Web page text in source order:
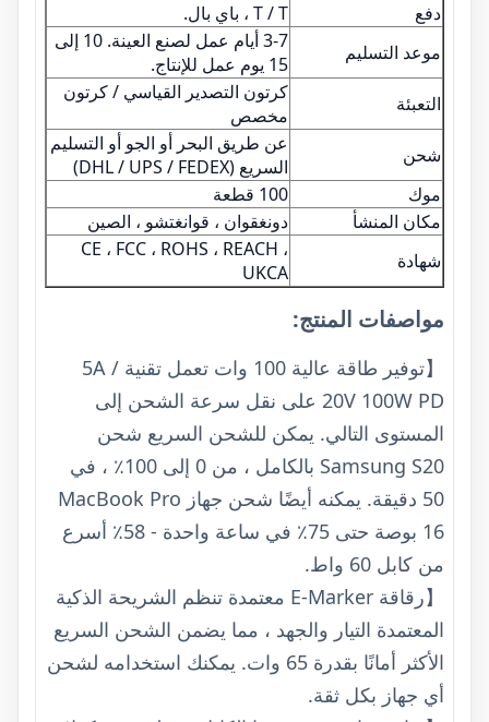
دفع
T / T ، باي بال.
موعد التسليم
3-7 أيام عمل لصنع العينة. 10 إلى
15 يوم عمل للإنتاج.
التعبئة
كرتون التصدير القياسي / كرتون
مخصص
شحن
عن طريق البحر أو الجو أو التسليم
السريع (DHL / UPS / FEDEX)
موك
100 قطعة
مكان المنشأ
دونغقوان ، قوانغتشو ، الصين
شهادة
CE ، FCC ، ROHS ، REACH ،
UKCA
مواصفات المنتج:
【توفير طاقة عالية 100 وات تعمل تقنية 5A /
20V 100W PD على نقل سرعة الشحن إلى
المستوى التالي. يمكن للشحن السريع شحن
Samsung S20 بالكامل ، من 0 إلى 100٪ ، في
50 دقيقة. يمكنه أيضًا شحن جهاز MacBook Pro
16 بوصة حتى 75٪ في ساعة واحدة - 58٪ أسرع
من كابل 60 واط.
【رقاقة E-Marker معتمدة تنظم الشريحة الذكية
المعتمدة التيار والجهد ، مما يضمن الشحن السريع
الأكثر أمانًا بقدرة 65 وات. يمكنك استخدامه لشحن
أي جهاز بكل ثقة.